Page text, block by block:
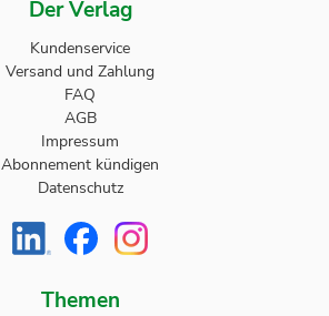
Der Verlag
Kundenservice
Versand und Zahlung
FAQ
AGB
Impressum
Abonnement kündigen
Datenschutz
Themen